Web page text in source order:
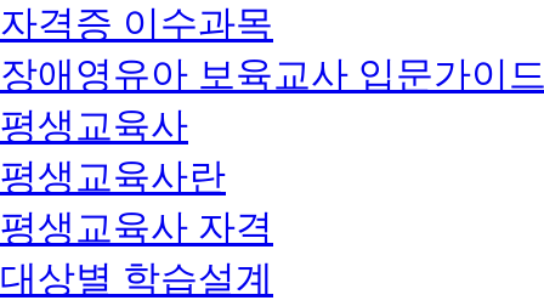
자격증 이수과목
장애영유아 보육교사 입문가이
평생교육사
평생교육사란
평생교육사 자격
대상별 학습설계